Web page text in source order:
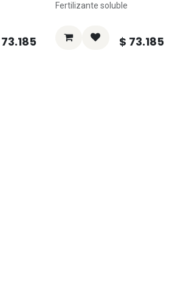
73.185
Fertilizante soluble
$ 73.185